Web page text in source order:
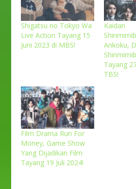
Shigatsu no Tokyo Wa
Live Action Tayang 15
Juni 2023 di MBS!
Kaidan
Ankoku,
Tayang
TBS!
Film Drama Run For
Money, Game Show
Yang Dijadikan Film
Tayang 19 Juli 2024!